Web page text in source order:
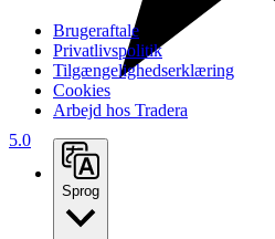
5.0
Brugeraftale
Privatlivspolitik
Tilgængelighedserklæring
Cookies
Arbejd hos Tradera
Sprog